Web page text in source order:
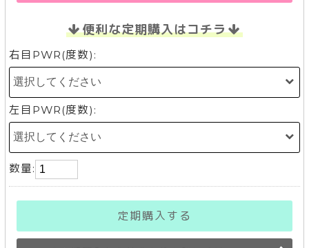
便利な定期購入はコチラ
右目PWR(度数):
左目PWR(度数):
数量:
定期購入する